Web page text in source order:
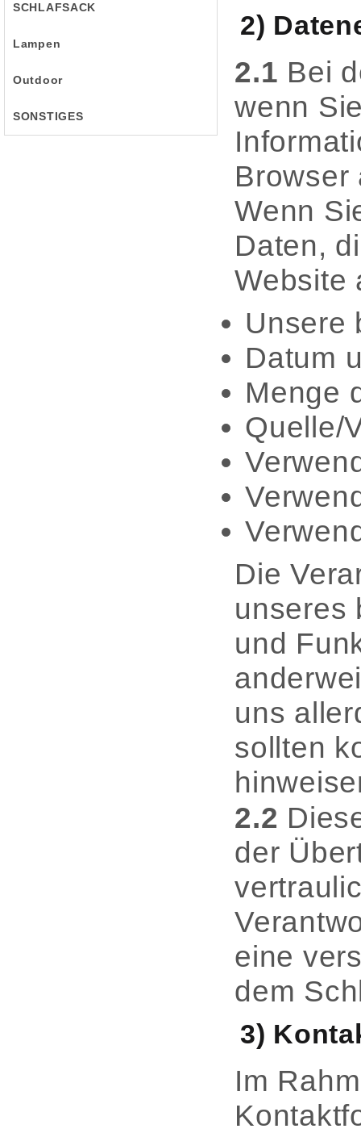
SCHLAFSACK
Lampen
Outdoor
SONSTIGES
2)
2.1 Bei
wenn
Browser
Wenn
Daten,
Website
Unsere
Datum
Menge
Quelle/
Die
unseres
und
uns
sollten
2.2
der
eine
dem
3)
Im